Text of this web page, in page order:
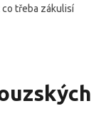
třeba zákulisí